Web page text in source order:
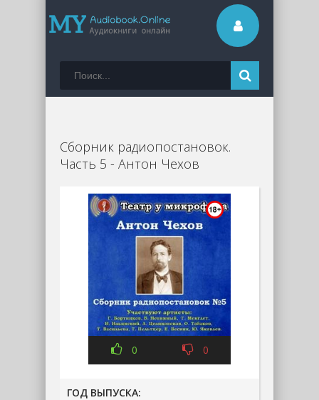
Сборник радиопостановок.
Часть 5 - Антон Чехов
0 0
ГОД ВЫПУСКА: